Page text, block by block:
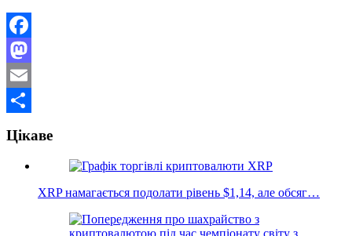
Facebook
Mastodon
Email
Цікаве
XRP намагається подолати рівень $1,14, але обсяг…